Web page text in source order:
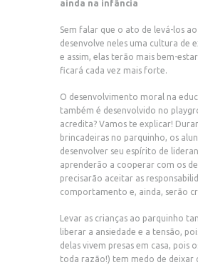
ainda na infância
Sem falar que o ato de levá-los
desenvolve neles uma cultura de
e assim, elas terão mais bem-
ficará cada vez mais forte.
O desenvolvimento moral na
também é desenvolvido no
acredita? Vamos te explicar!
brincadeiras no parquinho, os
desenvolver seu espírito de
aprenderão a cooperar com os
precisarão aceitar as
comportamento e, ainda, serão
Levar as crianças ao parquinho
liberar a ansiedade e a tensão,
delas vivem presas em casa, pois
toda razão!) tem medo de deixar